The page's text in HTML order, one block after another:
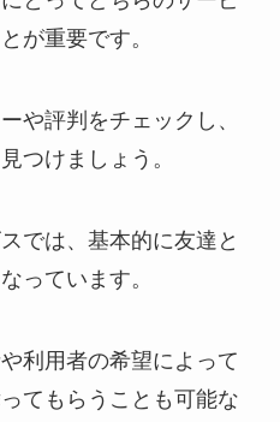
が重要です。
や評判をチェックし、
つけましょう。
では、基本的に友達と
っています。
利用者の希望によって
てもらうことも可能な